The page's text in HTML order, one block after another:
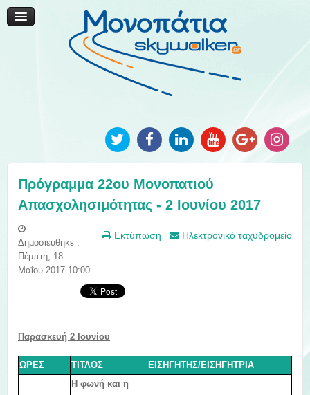
Μονοπάτια Καινοτομίας
Μονοπάτια Τοπικής Ανάπτυξης
Ανακοινώσεις
Φωτογραφίες
Πρόγραμμα 22ου Μονοπατιού
Απασχολησιμότητας - 2 Ιουνίου 2017
Εκτύπωση Ηλεκτρονικό ταχυδρομείο
Δημοσιεύθηκε :
Πέμπτη, 18
Μαΐου 2017 10:00
Παρασκευή 2 Ιουνίου
ΩΡΕΣ ΤΙΤΛΟΣ ΕΙΣΗΓΗΤΗΣ/ΕΙΣΗΓΗΤΡΙΑ
Η φωνή και η